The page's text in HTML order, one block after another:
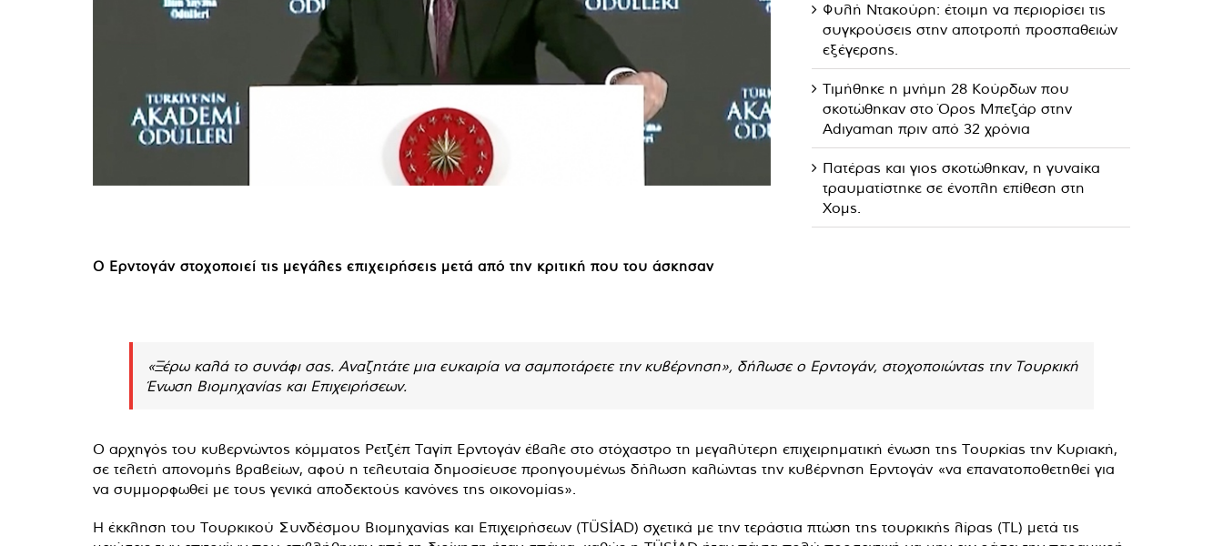
Φυλή Ντακούρη: έτοιμη να περιορίσει τις
συγκρούσεις στην αποτροπή προσπαθειών
εξέγερσης.
Τιμήθηκε η μνήμη 28 Κούρδων που
σκοτώθηκαν στο Όρος Μπεζάρ στην
Adıyaman πριν από 32 χρόνια
Πατέρας και γιος σκοτώθηκαν, η γυναίκα
τραυματίστηκε σε ένοπλη επίθεση στη
Χομς.
Ο Ερντογάν στοχοποιεί τις μεγάλες επιχειρήσεις μετά από την κριτική που του άσκησαν
«Ξέρω καλά το συνάφι σας. Αναζητάτε μια ευκαιρία να σαμποτάρετε την κυβέρνηση», δήλωσε ο Ερντογάν, στοχοποιώντας την Τουρκική
Ένωση Βιομηχανίας και Επιχειρήσεων.
Ο αρχηγός του κυβερνώντος κόμματος Ρετζέπ Ταγίπ Ερντογάν έβαλε στο στόχαστρο τη μεγαλύτερη επιχειρηματική ένωση της Τουρκίας την Κυριακή,
σε τελετή απονομής βραβείων, αφού η τελευταία δημοσίευσε προηγουμένως δήλωση καλώντας την κυβέρνηση Ερντογάν «να επανατοποθετηθεί για
να συμμορφωθεί με τους γενικά αποδεκτούς κανόνες της οικονομίας».
Η έκκληση του Τουρκικού Συνδέσμου Βιομηχανίας και Επιχειρήσεων (TÜSİAD) σχετικά με την τεράστια πτώση της τουρκικής λίρας (TL) μετά τις